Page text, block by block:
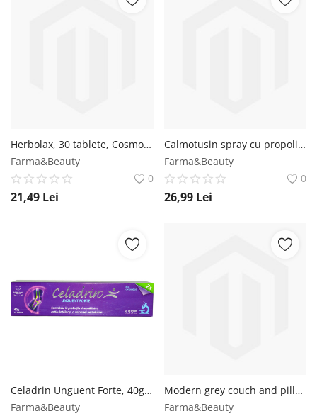
Herbolax, 30 tablete, Cosmopharm Cosmopharm
Farma&Beauty
0
21,49 Lei
Calmotusin spray cu propolis si menta, 20ml, Dacia Plant Dacia Plant
Farma&Beauty
0
26,99 Lei
Celadrin Unguent Forte, 40g, Good Days Therapy Good Days Therapy
Farma&Beauty
Modern grey couch and pillows
Farma&Beauty